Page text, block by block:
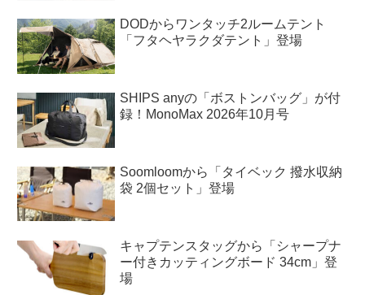
DODからワンタッチ2ルームテント
「フタヘヤラクダテント」登場
SHIPS anyの「ボストンバッグ」が付
録！MonoMax 2026年10月号
Soomloomから「タイベック 撥水収納
袋 2個セット」登場
キャプテンスタッグから「シャープナ
ー付きカッティングボード 34cm」登
場